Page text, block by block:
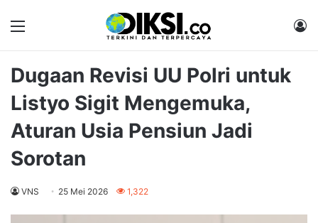
Menu
Dugaan Revisi UU Polri untuk
Listyo Sigit Mengemuka,
Aturan Usia Pensiun Jadi
Sorotan
VNS 25 Mei 2026 1,322